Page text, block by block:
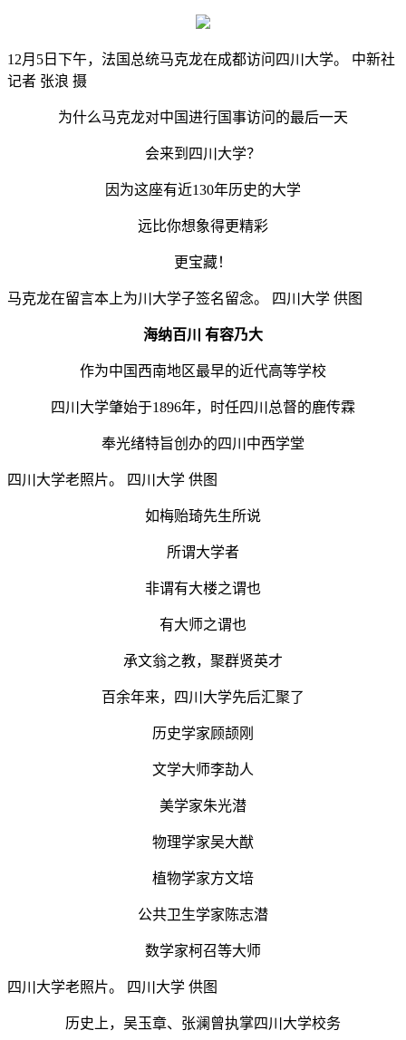
12月5日下午，法国总统马克龙在成都访问四川大学。 中新社
记者 张浪 摄
为什么马克龙对中国进行国事访问的最后一天
会来到四川大学？
因为这座有近130年历史的大学
远比你想象得更精彩
更宝藏！
马克龙在留言本上为川大学子签名留念。 四川大学 供图
海纳百川 有容乃大
作为中国西南地区最早的近代高等学校
四川大学肇始于1896年，时任四川总督的鹿传霖
奉光绪特旨创办的四川中西学堂
四川大学老照片。 四川大学 供图
如梅贻琦先生所说
所谓大学者
非谓有大楼之谓也
有大师之谓也
承文翁之教，聚群贤英才
百余年来，四川大学先后汇聚了
历史学家顾颉刚
文学大师李劼人
美学家朱光潜
物理学家吴大猷
植物学家方文培
公共卫生学家陈志潜
数学家柯召等大师
四川大学老照片。 四川大学 供图
历史上，吴玉章、张澜曾执掌四川大学校务